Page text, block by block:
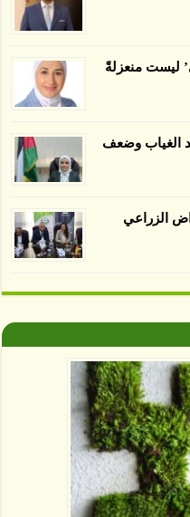
ليست منعزلةً
الغياب وضعف
الزراعي